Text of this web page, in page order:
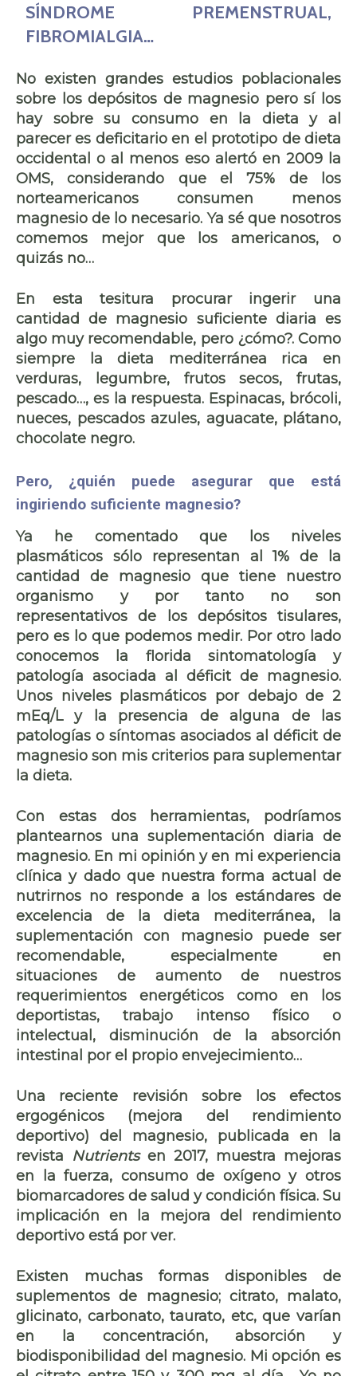
SÍNDROME PREMENSTRUAL,
FIBROMIALGIA…
No existen grandes estudios poblacionales
sobre los depósitos de magnesio pero sí los
hay sobre su consumo en la dieta y al
parecer es deficitario en el prototipo de dieta
occidental o al menos eso alertó en 2009 la
OMS, considerando que el 75% de los
norteamericanos consumen menos
magnesio de lo necesario. Ya sé que nosotros
comemos mejor que los americanos, o
quizás no…
En esta tesitura procurar ingerir una
cantidad de magnesio suficiente diaria es
algo muy recomendable, pero ¿cómo?. Como
siempre la dieta mediterránea rica en
verduras, legumbre, frutos secos, frutas,
pescado…, es la respuesta. Espinacas, brócoli,
nueces, pescados azules, aguacate, plátano,
chocolate negro.
Pero, ¿quién puede asegurar que está
ingiriendo suficiente magnesio?
Ya he comentado que los niveles
plasmáticos sólo representan al 1% de la
cantidad de magnesio que tiene nuestro
organismo y por tanto no son
representativos de los depósitos tisulares,
pero es lo que podemos medir. Por otro lado
conocemos la florida sintomatología y
patología asociada al déficit de magnesio.
Unos niveles plasmáticos por debajo de 2
mEq/L y la presencia de alguna de las
patologías o síntomas asociados al déficit de
magnesio son mis criterios para suplementar
la dieta.
Con estas dos herramientas, podríamos
plantearnos una suplementación diaria de
magnesio. En mi opinión y en mi experiencia
clínica y dado que nuestra forma actual de
nutrirnos no responde a los estándares de
excelencia de la dieta mediterránea, la
suplementación con magnesio puede ser
recomendable, especialmente en
situaciones de aumento de nuestros
requerimientos energéticos como en los
deportistas, trabajo intenso físico o
intelectual, disminución de la absorción
intestinal por el propio envejecimiento…
Una reciente revisión sobre los efectos
ergogénicos (mejora del rendimiento
deportivo) del magnesio, publicada en la
revista Nutrientsen 2017, muestra mejoras
en la fuerza, consumo de oxígeno y otros
biomarcadores de salud y condición física. Su
implicación en la mejora del rendimiento
deportivo está por ver.
Existen muchas formas disponibles de
suplementos de magnesio; citrato, malato,
glicinato, carbonato, taurato, etc, que varían
en la concentración, absorción y
biodisponibilidad del magnesio. Mi opción es